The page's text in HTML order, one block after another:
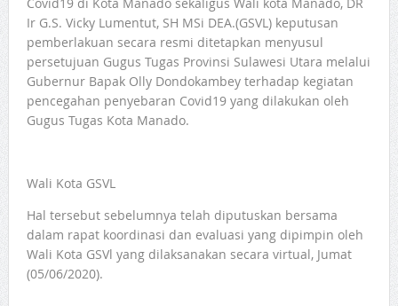
Ir G.S. Vicky Lumentut, SH MSi DEA.(GSVL) keputusan
pemberlakuan secara resmi ditetapkan menyusul
persetujuan Gugus Tugas Provinsi Sulawesi Utara melalui
Gubernur Bapak Olly Dondokambey terhadap kegiatan
pencegahan penyebaran Covid19 yang dilakukan oleh
Gugus Tugas Kota Manado.
Wali Kota GSVL
Hal tersebut sebelumnya telah diputuskan bersama
dalam rapat koordinasi dan evaluasi yang dipimpin oleh
Wali Kota GSVl yang dilaksanakan secara virtual, Jumat
(05/06/2020).